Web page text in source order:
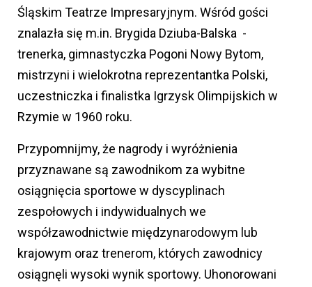
Śląskim Teatrze Impresaryjnym. Wśród gości
znalazła się m.in. Brygida Dziuba-Balska -
trenerka, gimnastyczka Pogoni Nowy Bytom,
mistrzyni i wielokrotna reprezentantka Polski,
uczestniczka i finalistka Igrzysk Olimpijskich w
Rzymie w 1960 roku.
Przypomnijmy, że nagrody i wyróżnienia
przyznawane są zawodnikom za wybitne
osiągnięcia sportowe w dyscyplinach
zespołowych i indywidualnych we
współzawodnictwie międzynarodowym lub
krajowym oraz trenerom, których zawodnicy
osiągnęli wysoki wynik sportowy. Uhonorowani